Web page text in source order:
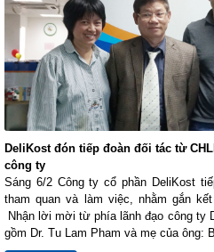
DeliKost đón tiếp đoàn đối tác từ
công ty
Sáng 6/2 Công ty cổ phần DeliKost
tham quan và làm việc, nhằm gắn
Nhận lời mời từ phía lãnh đạo công ty
gồm Dr. Tu Lam Pham và mẹ của ông: